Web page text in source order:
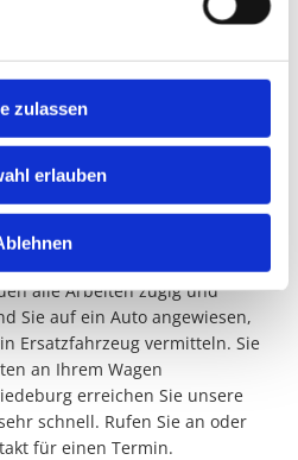
zulassen
erlauben
Karosserie und
Autolackierung und
über modernste
Autolackierer oder eine
und Klimaservice suchen – hier
Von der Glasreparatur über die
bis zur
alle Arbeiten zügig und
Sie auf ein Auto angewiesen,
Ersatzfahrzeug vermitteln. Sie
an Ihrem Wagen
erreichen Sie unsere
schnell. Rufen Sie an oder
für einen Termin.